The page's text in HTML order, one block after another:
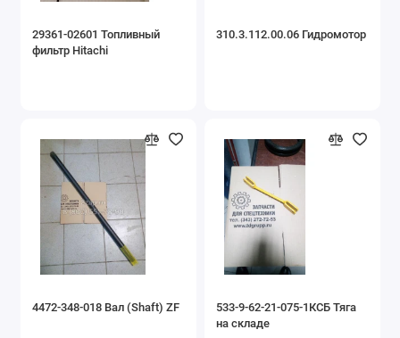
29361-02601 Топливный
фильтр Hitachi
310.3.112.00.06 Гидромотор
4472-348-018 Вал (Shaft) ZF
533-9-62-21-075-1КСБ Тяга
на складе